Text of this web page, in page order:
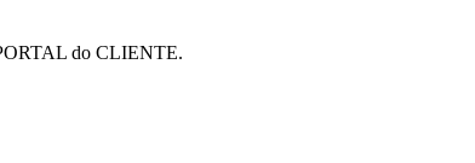
do CLIENTE.